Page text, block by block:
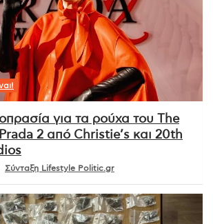
για τα ρούχα του The
2 από Christie’s και 20th
Σύνταξη Lifestyle Politic.gr